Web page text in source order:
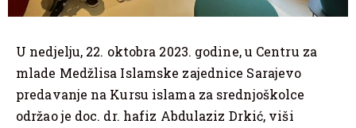
U nedjelju, 22. oktobra 2023. godine, u Centru za
mlade Medžlisa Islamske zajednice Sarajevo
predavanje na Kursu islama za srednjoškolce
održao je doc. dr. hafiz Abdulaziz Drkić, viši